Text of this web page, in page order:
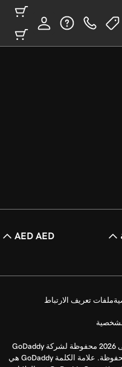
AED AED
ملفات تعريف الارتباط
حقوق الطبع والنشر © للأعوام من 1999 إلى 2026 محفوظة لشركة GoDaddy
Operating Company, LLC. جميع الحقوق محفوظة. علامة الكلمة GoDaddy هي